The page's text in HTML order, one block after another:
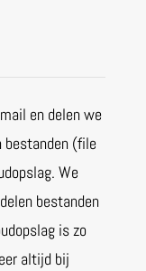
en delen we
bestanden (file
We
bestanden
is zo
altijd bij